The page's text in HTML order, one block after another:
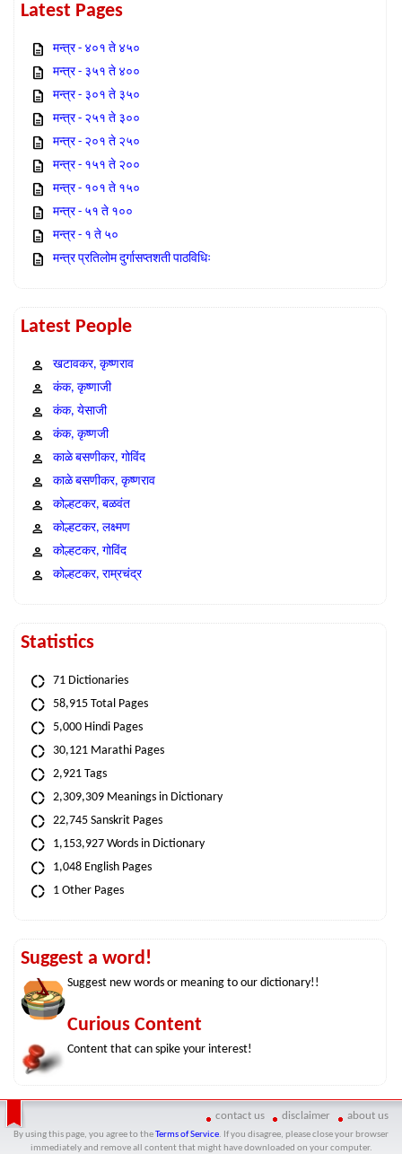
Latest Pages
मन्त्र - ४०१ ते ४५०
मन्त्र - ३५१ ते ४००
मन्त्र - ३०१ ते ३५०
मन्त्र - २५१ ते ३००
मन्त्र - २०१ ते २५०
मन्त्र - १५१ ते २००
मन्त्र - १०१ ते १५०
मन्त्र - ५१ ते १००
मन्त्र - १ ते ५०
मन्त्र प्रतिलोम दुर्गासप्तशती पाठविधिः
Latest People
खटावकर, कृष्णराव
कंक, कृष्णाजी
कंक, येसाजी
कंक, कृष्णजी
काळे बसणीकर, गोविंद
काळे बसणीकर, कृष्णराव
कोल्हटकर, बळवंत
कोल्हटकर, लक्ष्मण
कोल्हटकर, गोविंद
कोल्हटकर, राम्रचंद्र
Statistics
71 Dictionaries
58,915 Total Pages
5,000 Hindi Pages
30,121 Marathi Pages
2,921 Tags
2,309,309 Meanings in Dictionary
22,745 Sanskrit Pages
1,153,927 Words in Dictionary
1,048 English Pages
1 Other Pages
Suggest a word!
Suggest new words or meaning to our dictionary!!
Curious Content
Content that can spike your interest!
contact us disclaimer about us
By using this page, you agree to the Terms of Service. If you disagree, please close your browser
immediately and remove all content that might have downloaded on your computer.